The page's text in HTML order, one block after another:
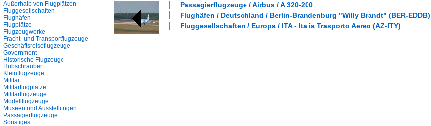
Passagierflugzeuge / Airbus / A 320-200
Flughäfen / Deutschland / Berlin-Brandenburg "Willy Brandt" (BER-EDDB)
Fluggesellschaften / Europa / ITA - Italia Trasporto Aereo (AZ-ITY)
Außerhalb von Flugplätzen
Fluggesellschaften
Flughäfen
Flugplätze
Flugzeugwerke
Fracht- und Transportflugzeuge
Geschäftsreiseflugzeuge
Government
Historische Flugzeuge
Hubschrauber
Kleinflugzeuge
Militär
Militärflugplätze
Militärflugzeuge
Modellflugzeuge
Museen und Ausstellungen
Passagierflugzeuge
Sonstiges